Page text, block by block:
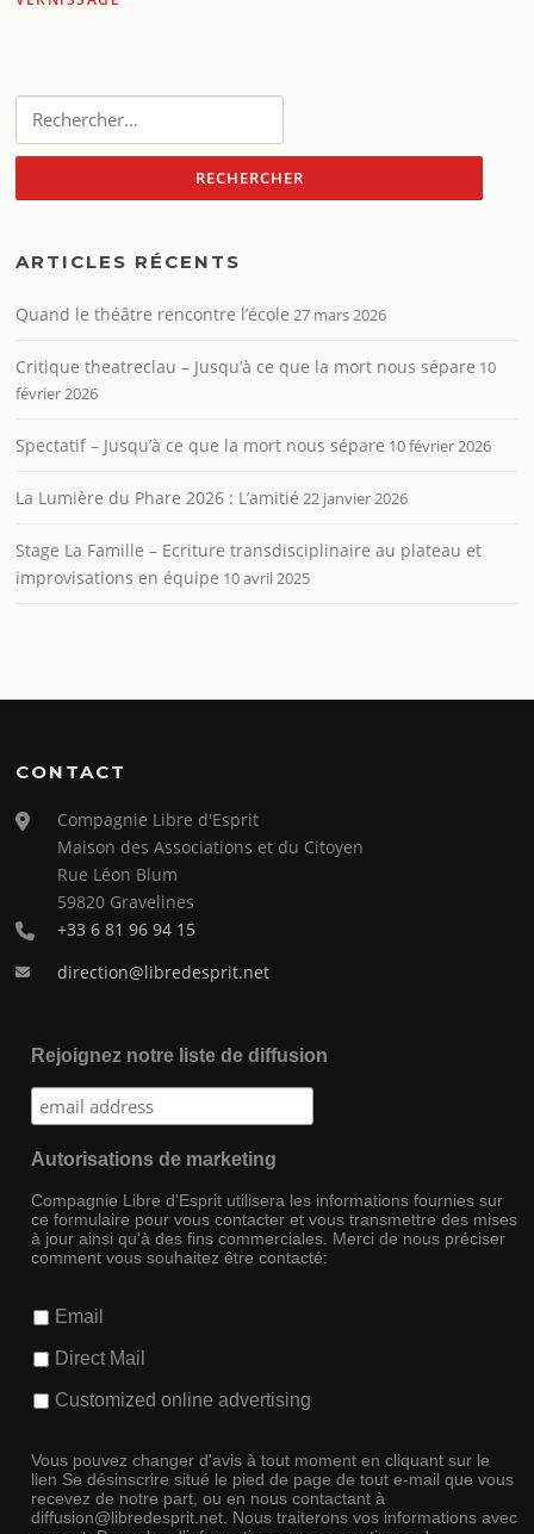
Rechercher :
ARTICLES RÉCENTS
Quand le théâtre rencontre l’école 27 mars 2026
Critique theatreclau – Jusqu’à ce que la mort nous sépare 10
février 2026
Spectatif – Jusqu’à ce que la mort nous sépare 10 février 2026
La Lumière du Phare 2026 : L’amitié 22 janvier 2026
Stage La Famille – Ecriture transdisciplinaire au plateau et
improvisations en équipe 10 avril 2025
CONTACT
Compagnie Libre d'Esprit
Maison des Associations et du Citoyen
Rue Léon Blum
59820 Gravelines
+33 6 81 96 94 15
direction@libredesprit.net
Rejoignez notre liste de diffusion
Autorisations de marketing
Compagnie Libre d'Esprit utilisera les informations fournies sur
ce formulaire pour vous contacter et vous transmettre des mises
à jour ainsi qu'à des fins commerciales. Merci de nous préciser
comment vous souhaitez être contacté:
Email
Direct Mail
Customized online advertising
Vous pouvez changer d'avis à tout moment en cliquant sur le
lien Se désinscrire situé le pied de page de tout e-mail que vous
recevez de notre part, ou en nous contactant à
diffusion@libredesprit.net. Nous traiterons vos informations avec